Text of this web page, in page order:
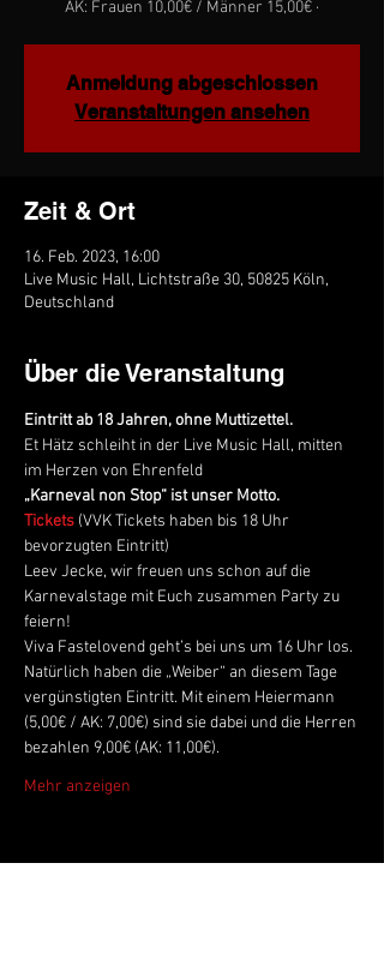
AK: Frauen 10,00€ / Männer 15,00€ ·
Anmeldung abgeschlossen
Veranstaltungen ansehen
Zeit & Ort
16. Feb. 2023, 16:00
Live Music Hall, Lichtstraße 30, 50825 Köln,
Deutschland
Über die Veranstaltung
Eintritt ab 18 Jahren, ohne Muttizettel.
Et Hätz schleiht in der Live Music Hall, mitten
im Herzen von Ehrenfeld
„Karneval non Stop“ ist unser Motto.
Tickets (VVK Tickets haben bis 18 Uhr
bevorzugten Eintritt)
Leev Jecke, wir freuen uns schon auf die
Karnevalstage mit Euch zusammen Party zu
feiern!
Viva Fastelovend geht’s bei uns um 16 Uhr los.
Natürlich haben die „Weiber“ an diesem Tage
vergünstigten Eintritt. Mit einem Heiermann
(5,00€ / AK: 7,00€) sind sie dabei und die Herren
bezahlen 9,00€ (AK: 11,00€).
Mehr anzeigen